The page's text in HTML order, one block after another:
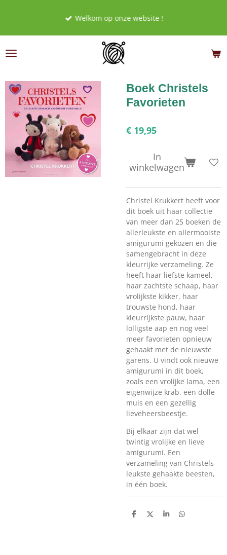
hoofdinhoud
Welkom op onze website !
Boek Christels
Favorieten
€ 19,95
In
winkelwagen
Christel Krukkert heeft voor
dit boek uit haar collectie
van meer dan 25 boeken de
allerleukste en allermooiste
amigurumi gekozen en die
samengebracht in deze
kleurrijke verzameling. Ze
heeft haar liefste kameel,
haar zachtste schaap, haar
vrolijkste kikker, haar
trouwste hond, haar
kleurrijkste pauw, haar
lolligste aap en nog veel
meer favorieten opnieuw
gehaakt met de nieuwste
garens. U vindt ook nieuwe
amigurumi in dit boek,
zoals een vrolijke lama, een
eigenwijze krab, een dolle
muis en een gezellig
lieveheersbeestje.
Bij elkaar zijn dat wel
twintig vrolijke en lieve
amigurumi. Een
verzameling van Christels
leukste gehaakte beesten,
in één boek.
D
D
S
D